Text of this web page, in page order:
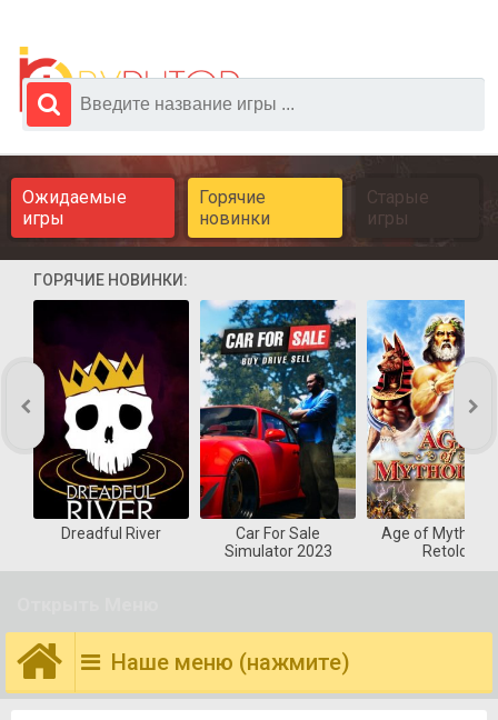
Ожидаемые
игры
Горячие
новинки
Старые
игры
ГОРЯЧИЕ НОВИНКИ:
Dreadful River
Car For Sale
Simulator 2023
Age of
Retold
Наше меню (нажмите)